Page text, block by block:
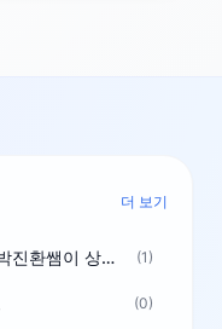
더 보기
깜놀~ 부산 AI교육콘퍼런스에서 박진환쌤이 상받으려 나오셨네요~ ^^ (1)
(0)